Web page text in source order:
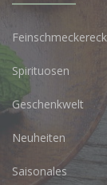
Spirituosen
Geschenkwelt
Neuheiten
Saisonales